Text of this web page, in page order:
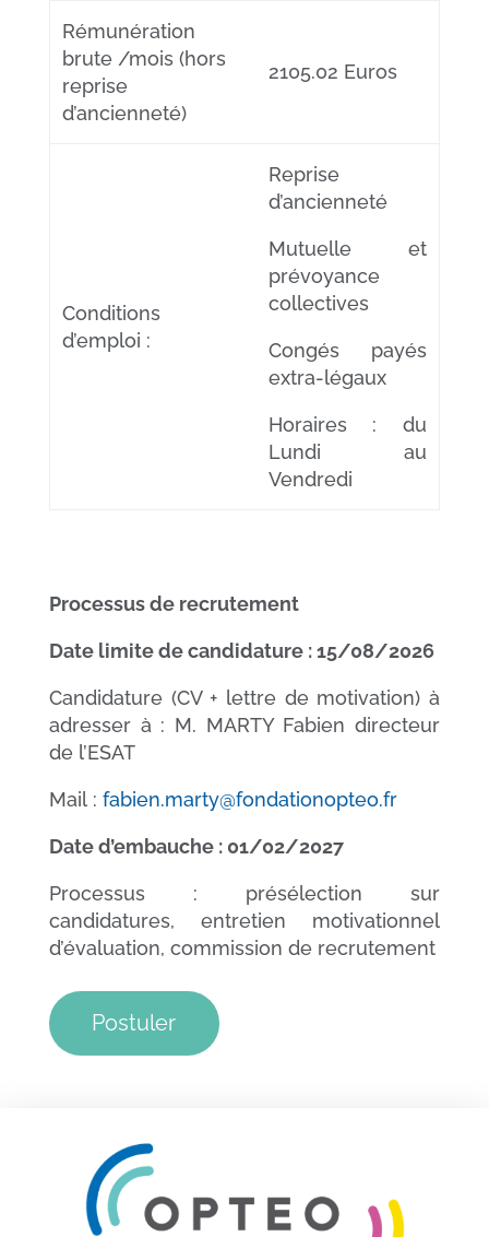
Rémunération
brute /mois (hors
reprise
d’ancienneté)
2105.02 Euros
Conditions
d’emploi :
Reprise
d’ancienneté
Mutuelle et
prévoyance
collectives
Congés payés
extra-légaux
Horaires : du
Lundi au
Vendredi
Processus de recrutement
Date limite de candidature : 15/08/2026
Candidature (CV + lettre de motivation) à
adresser à : M. MARTY Fabien directeur
de l’ESAT
Mail : fabien.marty@fondationopteo.fr
Date d’embauche : 01/02/2027
Processus : présélection sur
candidatures, entretien motivationnel
d’évaluation, commission de recrutement